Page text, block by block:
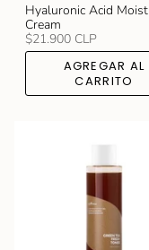
Hyaluronic Acid Moist
Cream
$21.900 CLP
AGREGAR AL
CARRITO